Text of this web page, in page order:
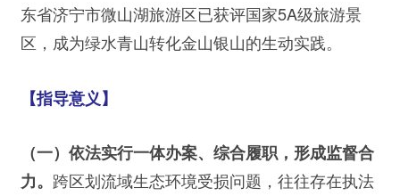
东省济宁市微山湖旅游区已获评国家5A级旅游景
区，成为绿水青山转化金山银山的生动实践。
【指导意义】
（一）依法实行一体办案、综合履职，形成监督合
力。 跨区划流域生态环境受损问题，往往存在执法